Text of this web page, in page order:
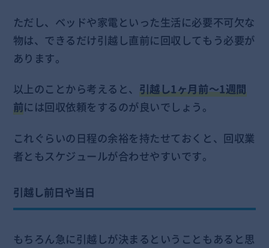
ただし、ベッドや家電といった生活に必要不可欠な
物は、できるだけ引越し直前に回収してもう必要が
あります。
以上のことから考えると、 引越し1ヶ月前～1週間
前には回収依頼をするのが良いでしょう。
これぐらいの日程の余裕を持たせておくと、回収業
者ともスケジュールが合わせやすいです。
引越し前日や当日
もちろん急に引越しが決まるということもあると思